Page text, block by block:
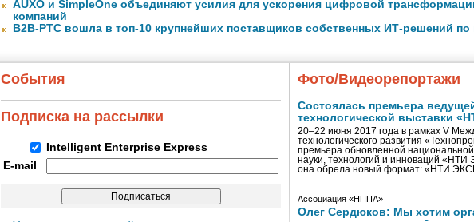
AUXO и SimpleOne объединяют усилия для ускорения цифровой
компаний
B2B-РТС вошла в топ-10 крупнейших поставщиков собственных ИТ-решений по
События
Подписка на рассылки
Intelligent Enterprise Express
E-mail
Фото/Видеорепортажи
Состоялась премьера
технологической выставки
20–22 июня 2017 года в рамках V
технологического развития
премьера обновленной
науки, технологий и инноваций
она обрела новый формат: «НТИ
Ассоциация «НППА»
Олег Сердюков: Мы хотим